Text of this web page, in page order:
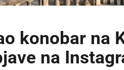
konobar na
na